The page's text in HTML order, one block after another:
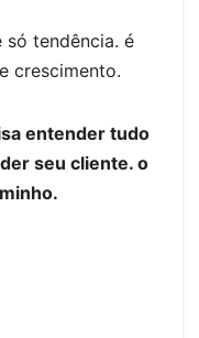
tendência. é
crescimento.
entender tudo
seu cliente. o